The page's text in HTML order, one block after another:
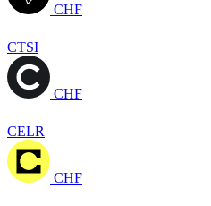
CHF
CTSI
CHF
CELR
CHF